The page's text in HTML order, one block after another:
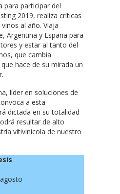
para participar del
2019, realiza críticas
al año. Viaja
Argentina y España para
y estar al tanto del
que cambia
hace de su mirada un
líder en soluciones de
a esta
dictada en su totalidad
resultar de alto
vitivinícola de nuestro